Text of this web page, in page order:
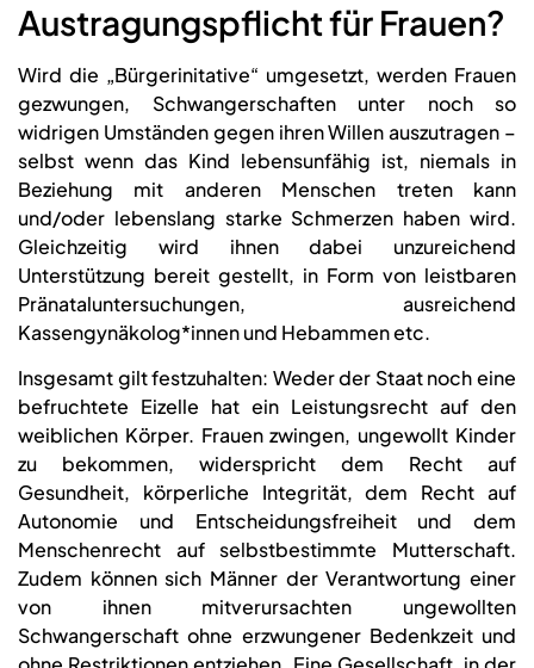
Austragungspflicht für Frauen?
Wird die „Bürgerinitative“ umgesetzt, werden Frauen
gezwungen, Schwangerschaften unter noch so
widrigen Umständen gegen ihren Willen auszutragen –
selbst wenn das Kind lebensunfähig ist, niemals in
Beziehung mit anderen Menschen treten kann
und/oder lebenslang starke Schmerzen haben wird.
Gleichzeitig wird ihnen dabei unzureichend
Unterstützung bereit gestellt, in Form von leistbaren
Pränataluntersuchungen, ausreichend
Kassengynäkolog*innen und Hebammen etc.
Insgesamt gilt festzuhalten: Weder der Staat noch eine
befruchtete Eizelle hat ein Leistungsrecht auf den
weiblichen Körper. Frauen zwingen, ungewollt Kinder
zu bekommen, widerspricht dem Recht auf
Gesundheit, körperliche Integrität, dem Recht auf
Autonomie und Entscheidungsfreiheit und dem
Menschenrecht auf selbstbestimmte Mutterschaft.
Zudem können sich Männer der Verantwortung einer
von ihnen mitverursachten ungewollten
Schwangerschaft ohne erzwungener Bedenkzeit und